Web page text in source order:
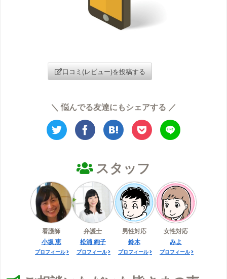
SBS TOKYO 那覇店（メンズ）の口コミ
SBS TOKYOの口コミ
エミナルクリニック（旧：HMRクリニック）
の口コミ
エルクリニックの口コミ
エルセーヌMEN（メンズ）の口コミ
エルセーヌの口コミ
大宮中央クリニックの口コミ
表参道スキンクリニック（メンズ）の口コミ
ガーデンクリニック（キッズ）の口コミ
カルミア美肌クリニックの口コミ
川崎中央クリニックの口コミ
京都ビューティークリニックの口コミ
口コミ(レビュー)を投稿する
＼ 悩んでる友達にもシェアする ／
スタッフ
看護師
小坂 恵
プロフィール
弁護士
松浦 絢子
プロフィール
男性対応
鈴木
プロフィール
女性対応
みよ
プロフィール